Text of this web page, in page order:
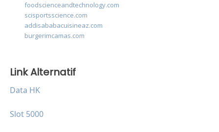
foodscienceandtechnology.com
scisportsscience.com
addisababacuisineaz.com
burgerimcamas.com
Link Alternatif
Data HK
Slot 5000